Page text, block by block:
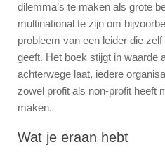
dilemma’s te maken als grote
multinational te zijn om
probleem van een leider die
geeft. Het boek stijgt in waarde
achterwege laat, iedere
zowel profit als non-profit heeft
maken.
Wat je eraan hebt